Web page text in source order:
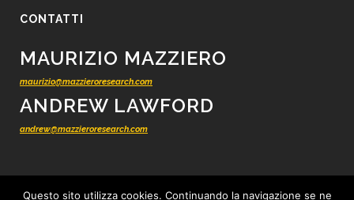
CONTATTI
MAURIZIO MAZZIERO
maurizio@mazzieroresearch.com
ANDREW LAWFORD
andrew@mazzieroresearch.com
Questo sito utilizza cookies. Continuando la navigazione se ne